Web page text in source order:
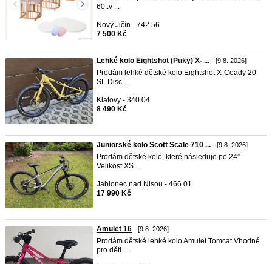
60..v ...
Nový Jičín - 742 56
7 500 Kč
Lehké kolo Eightshot (Puky) X- ... - [9.8. 2026]
Prodám lehké dětské kolo Eightshot X-Coady 20
SL Disc. ...
Klatovy - 340 04
8 490 Kč
Juniorské kolo Scott Scale 710 ... - [9.8. 2026]
Prodám dětské kolo, které následuje po 24”
Velikost XS ...
Jablonec nad Nisou - 466 01
17 990 Kč
Amulet 16 - [9.8. 2026]
Prodám dětské lehké kolo Amulet Tomcat Vhodné
pro děti ...